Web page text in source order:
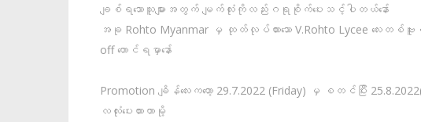
ချစ်ရသောသူများအတွက် မျက်လုံးကိုလည်းဂရုစိုက်ပေးသင့်ပါတယ်နော်
အခု Rohto Myanmar မှ ထုတ်လုပ်ထားသော V.Rohto Lycee လေးတစ်
off တောင်ရမှာနော်
Promotion ချိန်လေးကတော့ 29.7.2022 (Friday) မှ စတင်ပြီး
လလုံးပေးထားတာမို့